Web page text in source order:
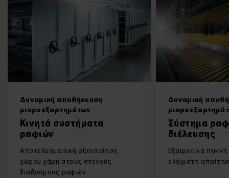
Δυναμική αποθήκευση
μικροεξαρτημάτων
Κινητά συστήματα
ραφιών
Αποτελεσματική αξιοποίηση
χώρου χάρη στους στενούς
διαδρόμους ραφιών
Δυναμική
Σύστημα
διέλευσης
Εξαιρετικά
ελάχιστη